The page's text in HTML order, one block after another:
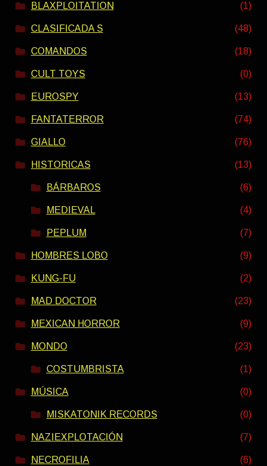
BLAXPLOITATION (1)
CLASIFICADA S (48)
COMANDOS (18)
CULT TOYS (0)
EUROSPY (13)
FANTATERROR (74)
GIALLO (76)
HISTORICAS (13)
BÁRBAROS (6)
MEDIEVAL (4)
PEPLUM (7)
HOMBRES LOBO (9)
KUNG-FU (2)
MAD DOCTOR (23)
MEXICAN HORROR (9)
MONDO (23)
COSTUMBRISTA (1)
MÚSICA (0)
MISKATONIK RECORDS (0)
NAZIEXPLOTACIÓN (7)
NECROFILIA (6)